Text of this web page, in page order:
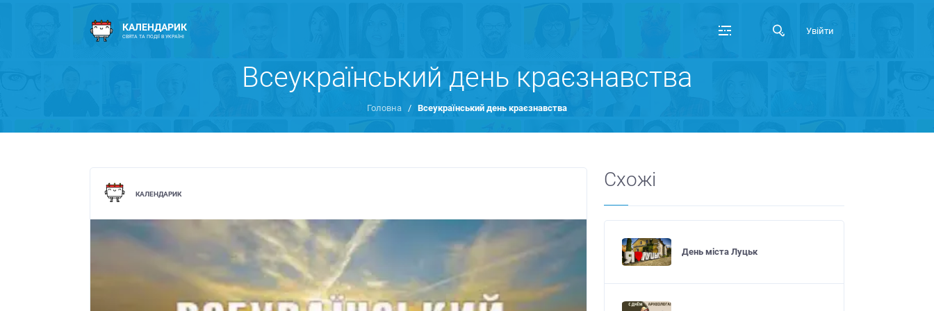
КАЛЕНДАРИК
СВЯТА ТА ПОДІЇ В УКРАЇНІ
Увійти
Всеукраїнський день краєзнавства
Головна / Всеукраїнський день краєзнавства
КАЛЕНДАРИК
Схожі
День міста Луцьк